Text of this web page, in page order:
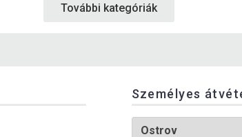
További kategóriák
Személyes